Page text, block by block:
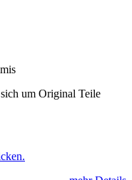
um Original Teile